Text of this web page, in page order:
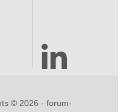
©2026 - forum-